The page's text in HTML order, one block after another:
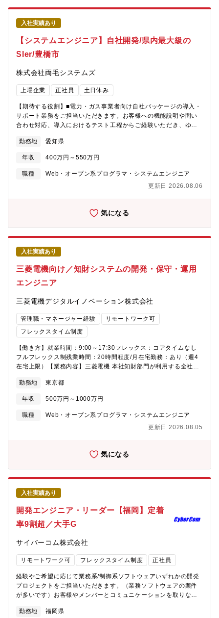
は迅速な原因究明と解決を行います。また、定期的なシステムパ
フォーマンスの監視やセキュリティ対策の強化、利用部門からの
フィードバックに基づいた継続的な改善活動を通じて、システム
の品質向上に努めていただきます。システムのライフサイクル全
体を見据えた運用戦略の立案も実施いただきます。⑤ベンダーマ
ネジメント：外部ベンダーとの連携においては、単なる発注者で
す。複数のベンダーを効率的にマネジメントし、開発委託や契約
円滑な進行と成功に向けた主体的に関与していただきます。 ●使
Linux、WindowsServer、Oracle、SQLServer、Shell【配属組
織】※詳細は下部に記載MEDigital 関西情報システム第一部(181
名)└基幹情報システム第一課 ★【働き方】■残業時間 ：月平均
20時間/繁忙期30時間■出張：数か月に1度（担当業務により変
経験いただく可能性あり)■リモートワーク：有 (週2日程度利用可
陣を切って、他IT部門展開までを視野に入れた活動となっていま
す。情報システム部は、技術面以外の領域でも、共通認識を持っ
て活動して頂ける方を望んでいます。【仕事内容】■店舗システム
開発課店舗システム開発（国内POS、海外POS、セルフレジ、買
取システム、商品化＜バーコード印刷＞、在庫管理システム）■物
流システム開発課本部システム開発（自社所有の物流に関するシ
テム開発課ECシステム開発（ECバックエンドシステム、EC基盤
システム、自社ECサイト連携、各ECモールサイト連携）※ECサ
イトの注文受付から出荷までを担当するシステムの開発・管理■情
発、新たにリリースするシステムの検証）【開発環境】OS：
Windows ／ Linux開発言語： VB.Net／ASP.Net／C#／VB6／
ACCESS／PHP、他DB： Oracle ／ SQLServer ／ Redshift ／
Postgres /MySQLソース管理：VSS,GITクラウド：AWS他：
ザー：同ホールディングス、各事業会社、グループ1800店舗（エ
力・特徴■商売に直接かかわることができる事業部門と同じ方向を
目指して密に連携・意見交換などを行うため企画から導入推進ま
ない」■ワークライフバランスコアタイム無のフルフレックス残業
に対応するため、チャットツールや会議ツールを使用しており、
めています。【配属部署】■グローバル情報システム部 情報シス
テム課■グローバル情報システム部 物流システム開発課■グロー
バル情報システム部 店舗システム開発課■グローバル情報システ
ム部 ECシステム開発課 各課マネージャー1名、チームリー
ダー、メンバー10～20名程度で構成されており、今回の募集はメ
ンバーポジションを想定しております。配属チームは選考過程で
ご経験・適性に合わせて決定いたします。各課の詳細を記載した
求人票もございますのでご参照ください。※入社後、同社100％出
資の子会社「株式会社ゲオネットワークス」社へ出向となりま
す。株式会社ゲオホールディングス（同社）と雇用契約を締結を
し、ゲオネットワークス社へ出向配属となります。ゲオネットワ
環境を提供できるためです。
入社実績あり
【システムエンジニア】自社開発/県内最大級の
SIer/豊橋市
株式会社両毛システムズ
上場企業 正社員 土日休み
【期待する役割】■電力・ガス事業者向け自社パッケージの導入・
サポート業務をご担当いただきます。お客様への機能説明や問い
合わせ対応、導入におけるテスト工程からご経験いただき、ゆく
能です！【業務内容】■パッケージシステムの保守、サポート対
応/アドオン開発における設計およびテスト業務/システム導入にお
ける打合せ、お客様への機能説明等。各種業務を通してお客様と
の関係性を深めていただき、将来的にはオフィスの中心メンバー
程でのご活躍を期待します。少数精鋭の拠点だからこそご自身の
よびクラウド型OS：WindowsServer言語：
VisualStudio,C#Web Server：IISDB：SQLServer
勤務地 愛知県
年収 400万円～550万円
職種
Web・オープン系プログラマ・システムエンジニア
更新日 2026.08.06
気になる
入社実績あり
三菱電機向け／知財システムの開発・保守・運用
エンジニア
三菱電機デジタルイノベーション株式会社
管理職・マネージャー経験
リモートワーク可
フレックスタイム制度
【働き方】就業時間：9:00～17:30フレックス：コアタイムなし
フルフレックス制残業時間：20時間程度/月在宅勤務：あり（週4
在宅上限）【業務内容】三菱電機 本社知財部門が利用する全社共
中大規模プロジェクト対応をご担当いただきます。・顧客：主に
三菱電機・知財部門・顧客から業務要件の提示を受け、設計～製
造～テスト～本番導入し、本番稼働後は保守運用業務一連の改善
開発(要件定義/設計/製造/試験)や保守運用業務を経験した後、お客
窓口などリーダの役割を担っていただきます。◆環境・OS：
など・DB：Oracle、PostgreSQL、SQLServerなど【配属部署】
システム統括部 経営情報システム第二部 第四課・課：16名
└20代：3名／30代：4名／40代：5名／50代：3名／60代：1名
【求人の魅力】5兆円企業である三菱電機グループの一大事業を支
えるやりがいのある仕事です。大規模のシステムを担当している
ことから、広い範囲を俯瞰する業務を経験する事も、分業により
特定のスキルを強化する経験も可能です。一次請けのため、顧客
に近い領域で利用者と直接対話でき、ユーザーの生の声を聞きな
がら業務を進めることができます。上流工程に携わりたい方には
勤務地 東京都
年収 500万円～1000万円
職種
Web・オープン系プログラマ・システムエンジニア
更新日 2026.08.05
気になる
入社実績あり
開発エンジニア・リーダー【福岡】定着
率9割超／大手G
サイバーコム株式会社
リモートワーク可 フレックスタイム制度 正社員
経験やご希望に応じて業務系/制御系ソフトウェアいずれかの開発
プロジェクトをご担当いただきます。（業務ソフトウェアの案件
が多いです）お客様やメンバーとコミュニケーションを取りなが
状、業務の比率としては社内勤務3割、客先常駐3割、在宅勤務4割
勤務地 福岡県